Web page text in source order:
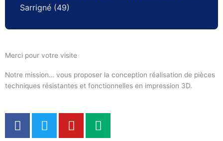
Sarrigné (49)
Merci pour votre visite
Notre mission… vous proposer la conception réalisation de pièces
techniques résistantes et fonctionnelles en impression 3D.
F
a
T
w
Y
o
M
e